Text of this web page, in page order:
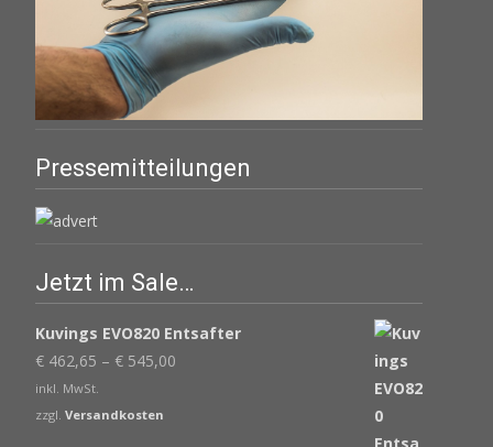
Pressemitteilungen
Jetzt im Sale…
Kuvings EVO820 Entsafter
€ 462,65 – € 545,00
inkl. MwSt.
zzgl. Versandkosten